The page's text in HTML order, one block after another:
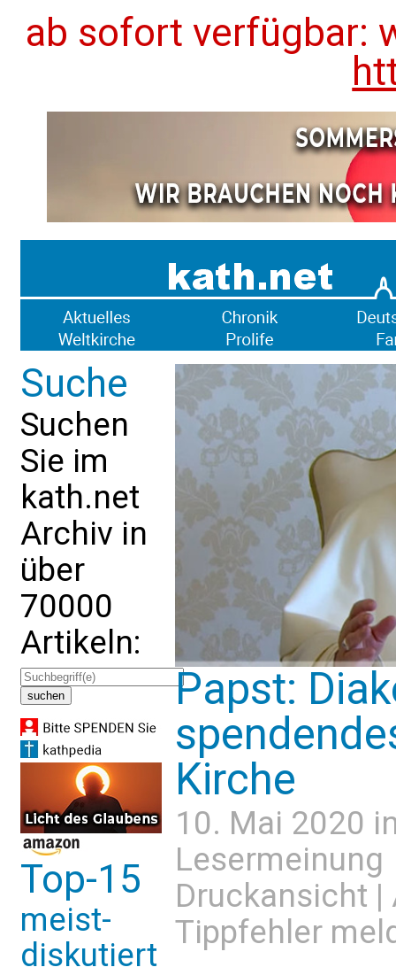
ab sofort verfügbar:
Suche
Suchen
Sie im
kath.net
Archiv in
über
70000
Artikeln:
Top-15
meist-
diskutiert
Papst:
Kirche
10. Mai 2020
Lesermeinung
Druckansicht |
Tippfehler